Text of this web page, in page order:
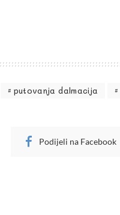
putovanja dalmacija
Podijeli na Facebook